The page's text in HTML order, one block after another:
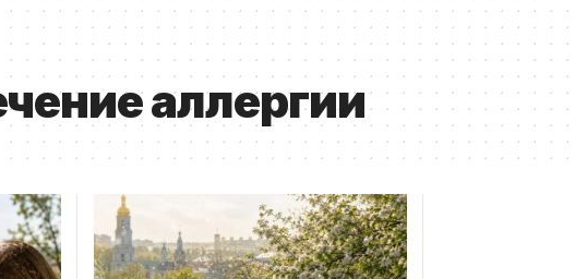
аллергии